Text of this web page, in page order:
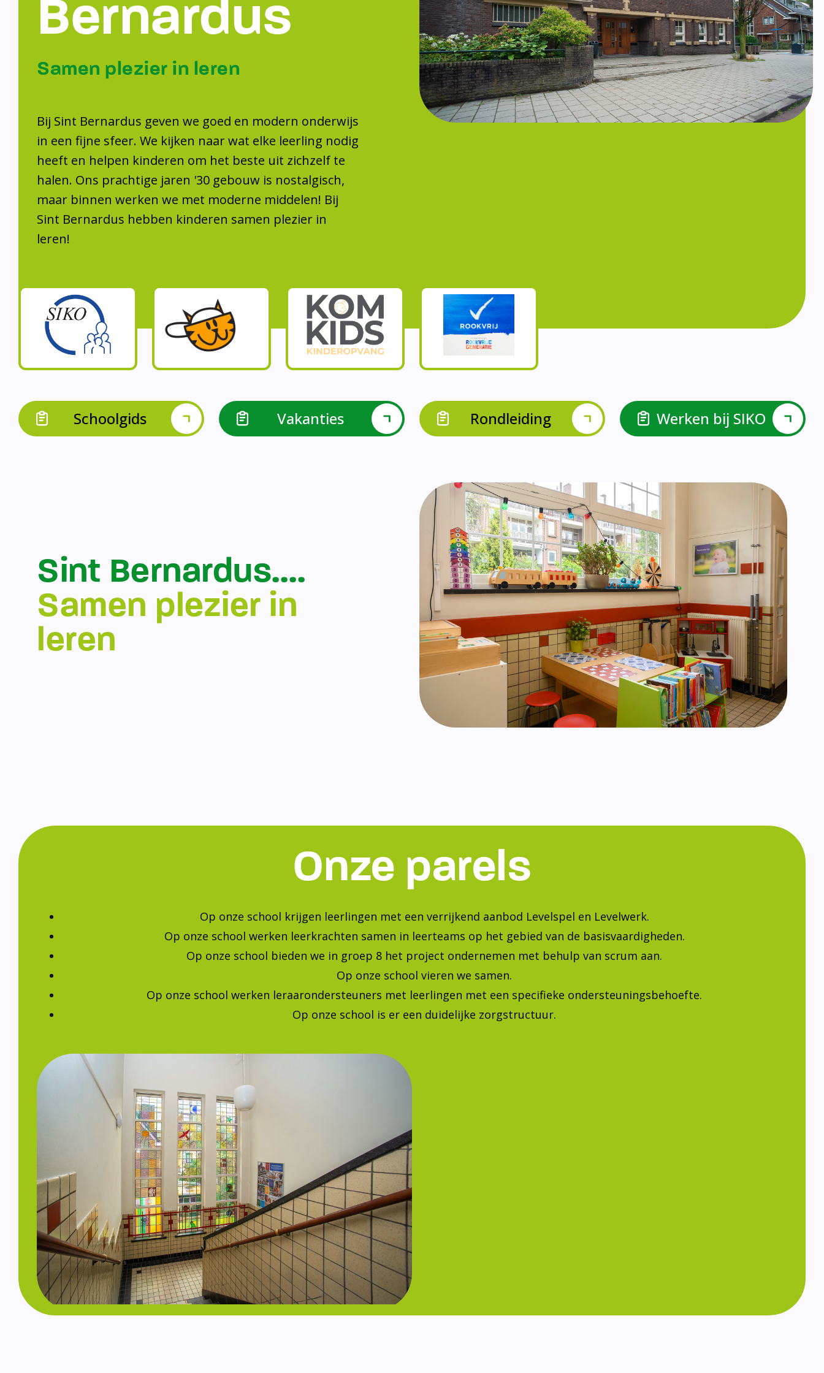
Bernardus
Samen plezier in leren
Bij Sint Bernardus geven we goed en modern onderwijs
in een fijne sfeer. We kijken naar wat elke leerling nodig
heeft en helpen kinderen om het beste uit zichzelf te
halen. Ons prachtige jaren '30 gebouw is nostalgisch,
maar binnen werken we met moderne middelen! Bij
Sint Bernardus hebben kinderen samen plezier in
leren!
Schoolgids Vakanties Rondleiding Werken bij SIKO
Sint Bernardus….
Samen plezier in
leren
Onze parels
Op onze school krijgen leerlingen met een verrijkend aanbod Levelspel en Levelwerk.
Op onze school werken leerkrachten samen in leerteams op het gebied van de basisvaardigheden.
Op onze school bieden we in groep 8 het project ondernemen met behulp van scrum aan.
Op onze school vieren we samen.
Op onze school werken leraarondersteuners met leerlingen met een specifieke ondersteuningsbehoefte.
Op onze school is er een duidelijke zorgstructuur.